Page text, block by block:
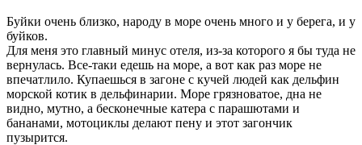
Буйки очень близко, народу в море очень много и у берега, и у
буйков.
Для меня это главный минус отеля, из-за которого я бы туда не
вернулась. Все-таки едешь на море, а вот как раз море не
впечатлило. Купаешься в загоне с кучей людей как дельфин
морской котик в дельфинарии. Море грязноватое, дна не
видно, мутно, а бесконечные катера с парашютами и
бананами, мотоциклы делают пену и этот загончик
пузырится.